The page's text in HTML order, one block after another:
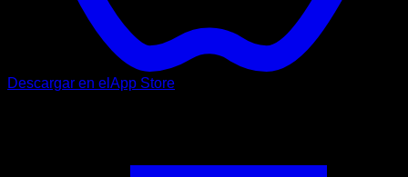
Descargar en el App Store